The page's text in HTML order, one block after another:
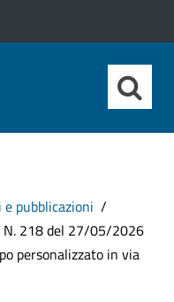
pubblicazioni
N. 218 del 27/05/2026
personalizzato in via